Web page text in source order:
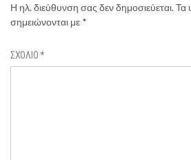
Η ηλ. διεύθυνση σας δεν δημοσιεύεται.Τα
σημειώνονται με *
ΣΧΌΛΙΟ*